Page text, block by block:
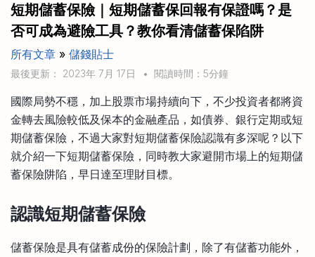
比較最抵港股投資戶口
投資加密貨幣
比較最抵Crypto交易所
月供股票計劃
比較最抵月供計劃戶口
比較定存利率
信用卡
比較各種最優惠信用卡
Marketplace
其他網站
手機App與理財資訊
商業解決方案
短期儲蓄保險｜短期儲蓄保回報有保證嗎？是
否可成為避險工具？教你看清儲蓄保陷阱
所有文章 » 儲錢貼士
最後更新： 2023年 7月 17日 • 閱讀時間：5分鐘
國際局勢不穩，加上股票市場持續向下，不少投資者都將資
金轉去風險較低及保本的金融產品，如債券、銀行定期或短
期儲蓄保險，不過大家對短期儲蓄保險認識有多深呢？以下
就介紹一下短期儲蓄保險，同時教大家避開市場上的短期儲
蓄保險阱陷，早日達至理財目標。
認識短期儲蓄保險
儲蓄保險是具有儲蓄成份的保險計劃，除了有儲蓄功能外，